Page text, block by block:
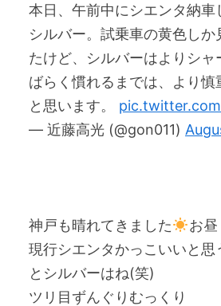
本日、午前中にシエンタ納車
シルバー。試乗車の黄色しか
たけど、シルバーはよりシャ
ばらく慣れるまでは、より慎
と思います。
— 近藤高光 (@gon011)
神戸も晴れてきました
お昼
現行シエンタかっこいいと思
とシルバーはね(笑)
ツリ目ずんぐりむっくり